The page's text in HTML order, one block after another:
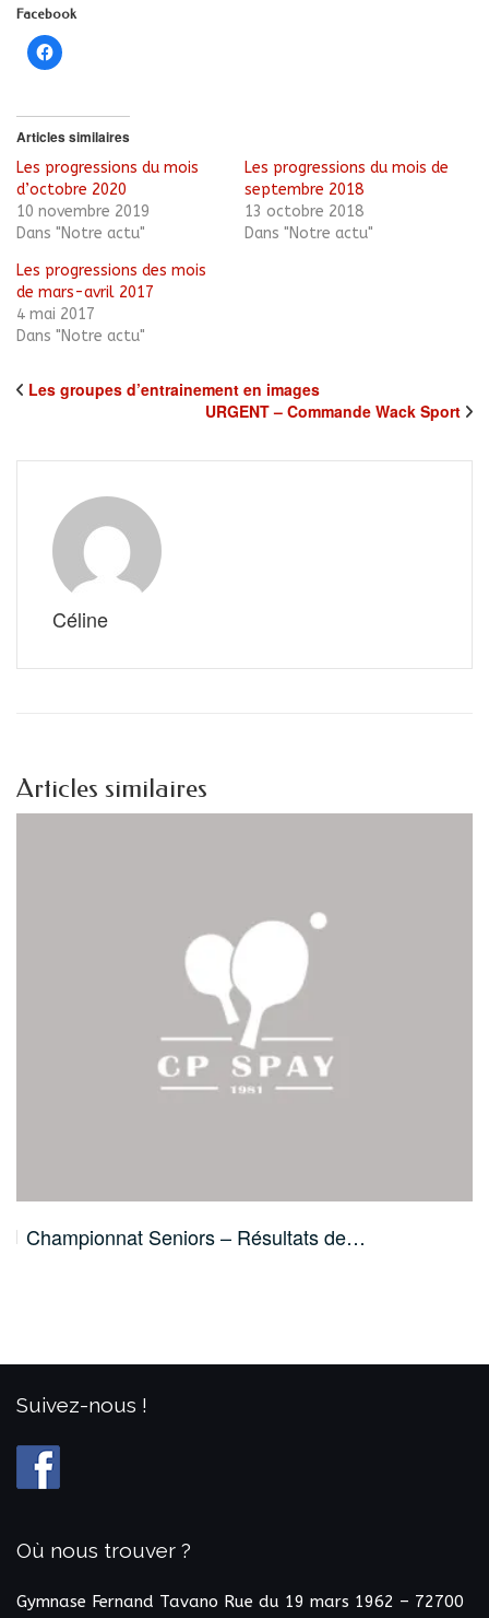
Facebook
Cliquez
pour
dans
une
nouvelle
fenêtre)
Articles similaires
Les progressions du mois
d’octobre 2020
10 novembre 2019
Dans "Notre actu"
Les progressions du mois de
septembre 2018
13 octobre 2018
Dans "Notre actu"
Les progressions des mois
de mars-avril 2017
4 mai 2017
Dans "Notre actu"
Les groupes d’entrainement en images
URGENT – Commande Wack Sport
Céline
Articles similaires
Championnat Seniors – Résultats de…
Suivez-nous !
Où nous trouver ?
Gymnase Fernand Tavano Rue du 19 mars 1962 – 72700